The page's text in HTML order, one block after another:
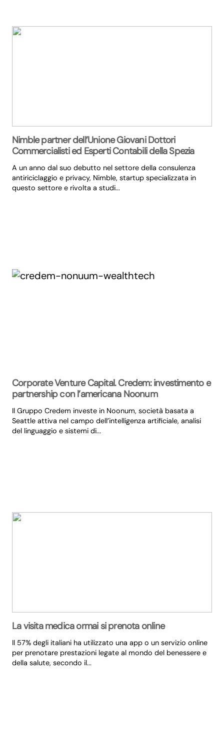
Nimble partner dell’Unione Giovani Dottori
Commercialisti ed Esperti Contabili della Spezia
A un anno dal suo debutto nel settore della consulenza
antiriciclaggio e privacy, Nimble, startup specializzata in
questo settore e rivolta a studi...
Corporate Venture Capital. Credem: investimento e
partnership con l’americana Noonum
Il Gruppo Credem investe in Noonum, società basata a
Seattle attiva nel campo dell’intelligenza artificiale, analisi
del linguaggio e sistemi di...
La visita medica ormai si prenota online
Il 57% degli italiani ha utilizzato una app o un servizio online
per prenotare prestazioni legate al mondo del benessere e
della salute, secondo il...